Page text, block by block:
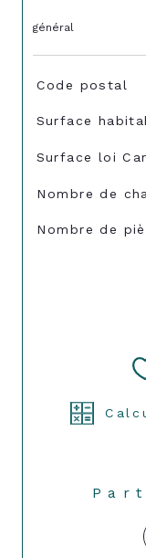
général
Code postal
Surface
Surface loi
Nombre de
Nombre de